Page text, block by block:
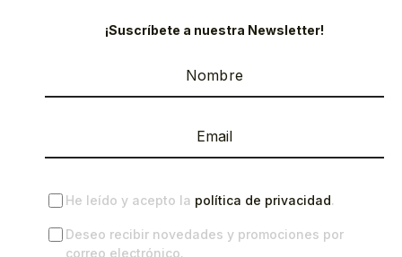
¡Suscríbete a nuestra Newsletter!
He leído y acepto la política de privacidad.
Deseo recibir novedades y promociones por
correo electrónico.